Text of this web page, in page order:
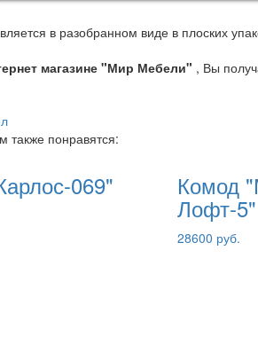
в разобранном виде в плоских
магазине "Мир Мебели" , Вы
также понравятся:
069" Комод
Лофт-5"
28600 руб.